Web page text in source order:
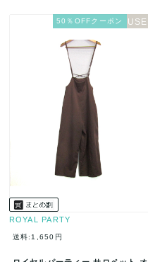
50％OFFクーポン
ROYAL PARTY
送料:1,650円